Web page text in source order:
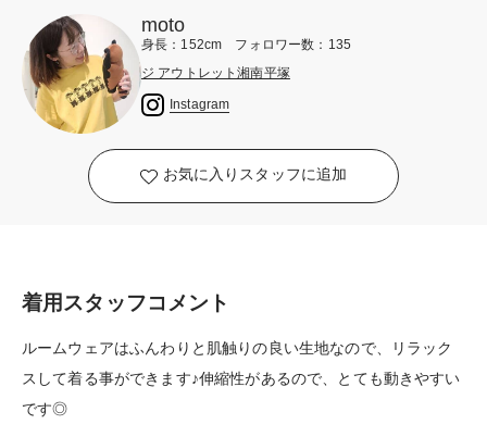
moto
身長：152cm フォロワー数：135
ジ アウトレット湘南平塚
Instagram
お気に入りスタッフに追加
着用スタッフコメント
ルームウェアはふんわりと肌触りの良い生地なので、リラック
スして着る事ができます♪伸縮性があるので、とても動きやすい
です◎